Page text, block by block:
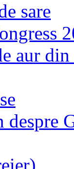
sare
aur
despre